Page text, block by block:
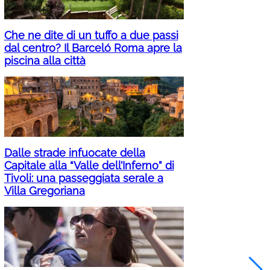
Che ne dite di un tuffo a due passi
dal centro? Il Barceló Roma apre la
piscina alla città
Dalle strade infuocate della
Capitale alla “Valle dell’Inferno” di
Tivoli: una passeggiata serale a
Villa Gregoriana